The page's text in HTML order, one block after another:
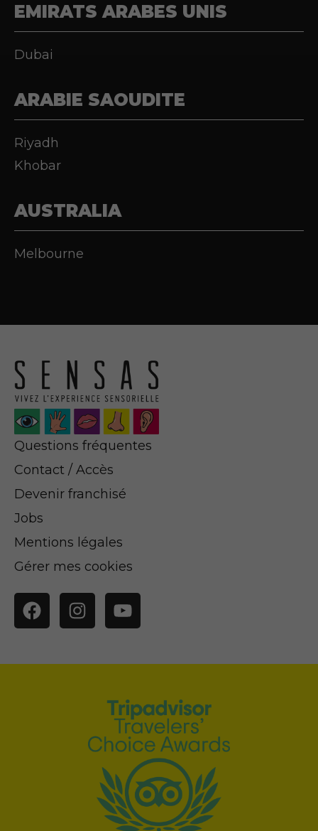
EMIRATS ARABES UNIS
Dubai
ARABIE SAOUDITE
Riyadh
Khobar
AUSTRALIA
Melbourne
Questions fréquentes
Contact / Accès
Devenir franchisé
Jobs
Mentions légales
Gérer mes cookies
FacebookInstagramYouTube